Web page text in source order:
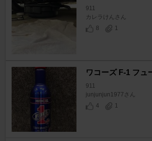
911
カレラけんさん
8
1
ワコーズ F-1 フュ
911
junjunjun1977さん
4
1